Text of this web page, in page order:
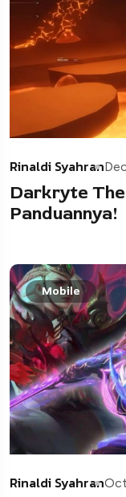
Rinaldi Syahran
Darkryte
Panduannya!
Mobile
Rinaldi Syahran